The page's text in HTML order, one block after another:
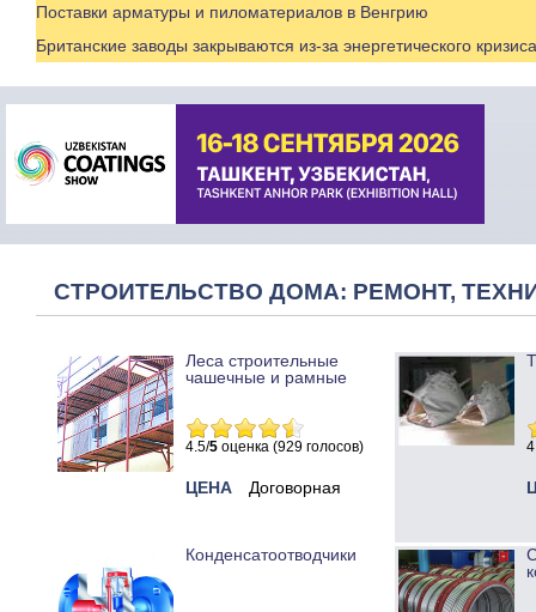
Поставки арматуры и пиломатериалов в Венгрию
Британские заводы закрываются из-за энергетического
СТРОИТЕЛЬСТВО ДОМА: РЕМОНТ,
Леса строительные
чашечные и рамные
4.5/5 оценка (929 голосов)
ЦЕНА Договорная
Конденсатоотводчики